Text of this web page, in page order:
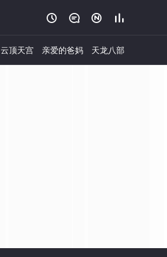
   
云顶天宫 亲爱的爸妈 天龙八部